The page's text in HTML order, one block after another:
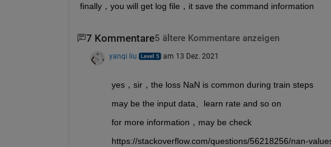
finally，you will get log file，it save the command information
7 Kommentare5 ältere Kommentare anzeigen
yanqi liu am 13 Dez. 2021
yes，sir，the loss NaN is common during train steps
may be the input data、learn rate and so on
for more information，may be check
https://stackoverflow.com/questions/56218256/nan-